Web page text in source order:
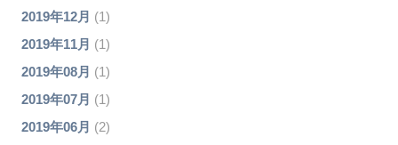
2019年12月 (1)
2019年11月 (1)
2019年08月 (1)
2019年07月 (1)
2019年06月 (2)